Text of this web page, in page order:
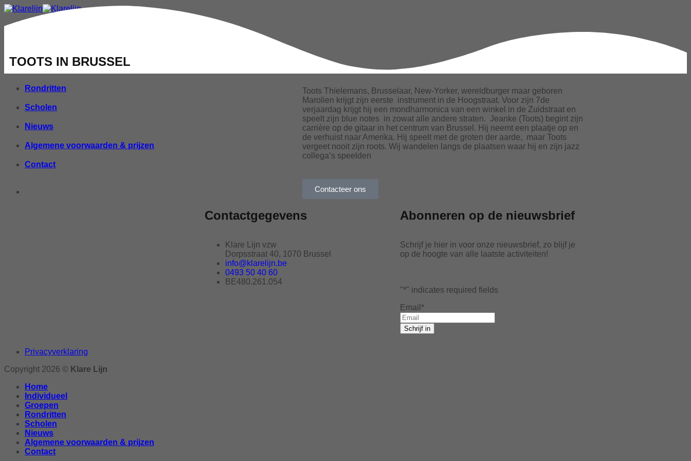
Rondritten
Scholen
Nieuws
Algemene voorwaarden & prijzen
Contact
TOOTS IN BRUSSEL
Toots Thielemans, Brusselaar, New-Yorker, wereldburger maar geboren
Marolien krijgt zijn eerste instrument in de Hoogstraat. Voor zijn 7de
verjaardag krijgt hij een mondharmonica van een winkel in de Zuidstraat en
speelt zijn blue notes in zowat alle andere straten. Jeanke (Toots) begint zijn
carrière op de gitaar in het centrum van Brussel. Hij neemt een plaatje op en
de verhuist naar Amerika. Hij speelt met de groten der aarde, maar Toots
vergeet nooit zijn roots. Wij wandelen langs de plaatsen waar hij en zijn jazz
collega’s speelden
Contacteer ons
Contactgegevens
Klare Lijn vzw
Dorpsstraat 40, 1070 Brussel
info@klarelijn.be
0493 50 40 60
BE480.261.054
Abonneren op de nieuwsbrief
Schrijf je hier in voor onze nieuwsbrief, zo blijf je
op de hoogte van alle laatste activiteiten!
"*" indicates required fields
Email *
Schrijf in
Privacyverklaring
Copyright 2026 © Klare Lijn
Home
Individueel
Groepen
Rondritten
Scholen
Nieuws
Algemene voorwaarden & prijzen
Contact